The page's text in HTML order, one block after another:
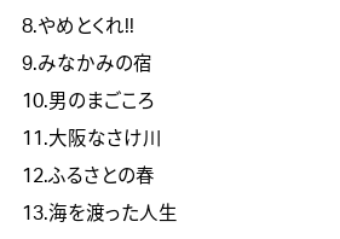
8.やめとくれ!!
9.みなかみの宿
10.男のまごころ
11.大阪なさけ川
12.ふるさとの春
13.海を渡った人生